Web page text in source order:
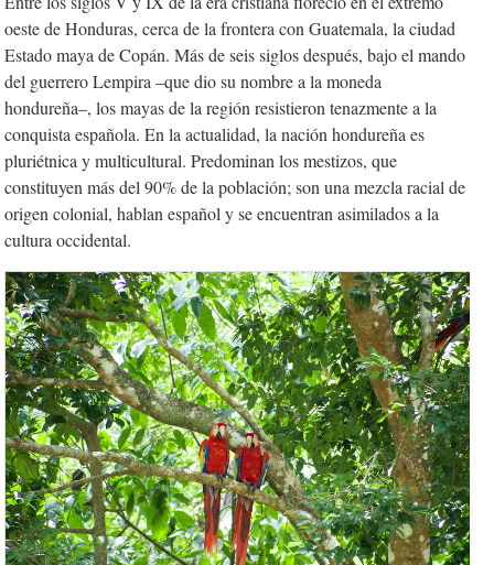
oeste de Honduras, cerca de la frontera con Guatemala, la ciudad
Estado maya de Copán. Más de seis siglos después, bajo el mando
del guerrero Lempira –que dio su nombre a la moneda
hondureña–, los mayas de la región resistieron tenazmente a la
conquista española. En la actualidad, la nación hondureña es
pluriétnica y multicultural. Predominan los mestizos, que
constituyen más del 90% de la población; son una mezcla racial de
origen colonial, hablan español y se encuentran asimilados a la
cultura occidental.